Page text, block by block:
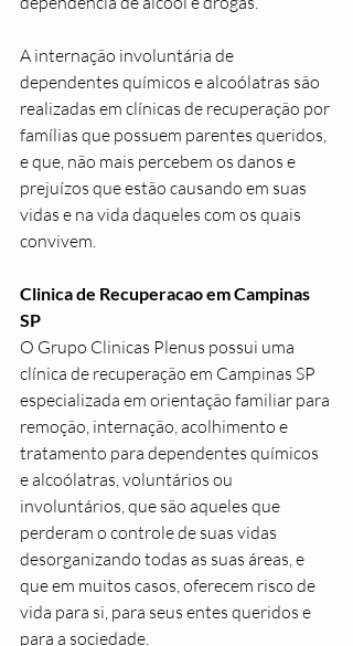
A internação involuntária de
dependentes químicos e alcoólatras são
realizadas em clínicas de recuperação por
famílias que possuem parentes queridos,
e que, não mais percebem os danos e
prejuízos que estão causando em suas
vidas e na vida daqueles com os quais
convivem.
Clinica de Recuperacao em Campinas
SP
O Grupo Clinicas Plenus possui uma
clínica de recuperação em Campinas SP
especializada em orientação familiar para
remoção, internação, acolhimento e
tratamento para dependentes químicos
e alcoólatras, voluntários ou
involuntários, que são aqueles que
perderam o controle de suas vidas
desorganizando todas as suas áreas, e
que em muitos casos, oferecem risco de
vida para si, para seus entes queridos e
para a sociedade.